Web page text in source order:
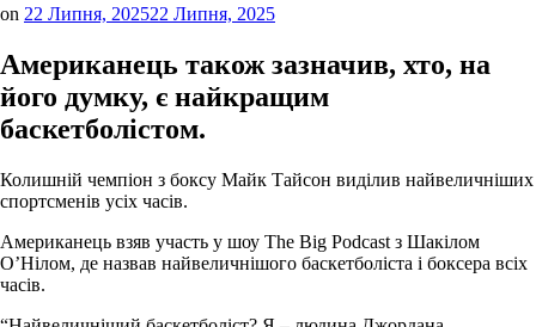
on 22 Липня, 202522 Липня, 2025
Американець також зазначив, хто, на
його думку, є найкращим
баскетболістом.
Колишній чемпіон з боксу Майк Тайсон виділив найвеличніших
спортсменів усіх часів.
Американець взяв участь у шоу The Big Podcast з Шакілом
О’Нілом, де назвав найвеличнішого баскетболіста і боксера всіх
часів.